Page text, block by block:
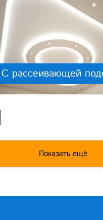
С рассеивающей
Показать ещё